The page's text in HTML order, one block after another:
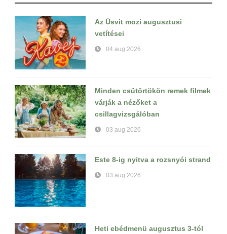
Az Úsvit mozi augusztusi
vetítései
04 aug 2026
Minden csütörtökön remek filmek
várják a nézőket a
csillagvizsgálóban
03 aug 2026
Este 8-ig nyitva a rozsnyói strand
03 aug 2026
Heti ebédmenü augusztus 3-tól